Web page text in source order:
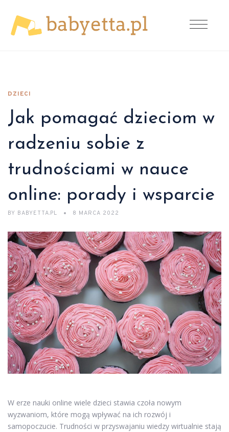
DZIECI
Jak pomagać dzieciom w
radzeniu sobie z
trudnościami w nauce
online: porady i wsparcie
BY BABYETTA.PL 8 MARCA 2022
W erze nauki online wiele dzieci stawia czoła nowym
wyzwaniom, które mogą wpływać na ich rozwój i
samopoczucie. Trudności w przyswajaniu wiedzy wirtualnie stają